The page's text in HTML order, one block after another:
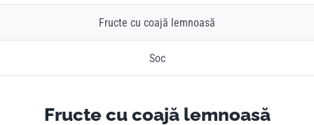
Fructe cu coajă lemnoasă
Soc
Fructe cu coajă lemnoasă